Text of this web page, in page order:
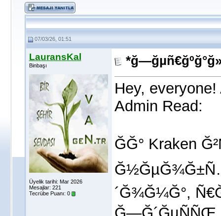
07/03/26, 01:51
LauransKal
Binbaşı
Üyelik tarihi: Mar 2026
Mesajlar: 221
Tecrübe Puanı: 0
Hey,
Admin Read:
ĞĞ° Kraken
´Ğ¾Ğ¼Ğ°,